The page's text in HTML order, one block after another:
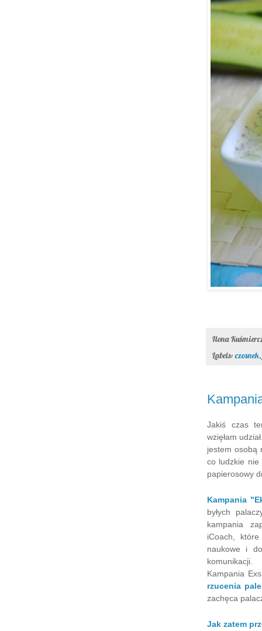
Ilona
Labels:czosnek
Jakiś czas
wzięłam
jestem osobą
co ludzkie nie
papierosowy
Kampania
byłych
kampania
iCoach,
naukowe i
komunikacji.
Kampania
rzucenia
zachęca
Jak zatem